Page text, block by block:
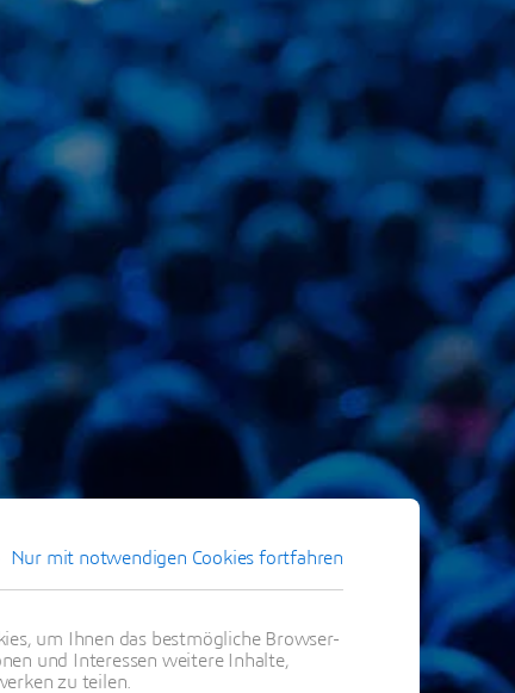
Nur mit notwendigen Cookies fortfahren
um Ihnen das bestmögliche Browser-
und Interessen weitere Inhalte,
zu teilen.